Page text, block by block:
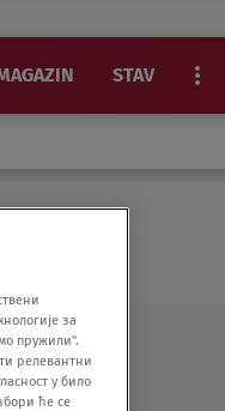
STAV
за
пружили".
релевантни
у било
ће се